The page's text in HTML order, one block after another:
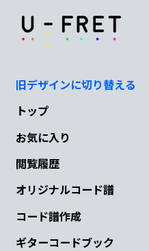
旧デザインに切り替える
トップ
お気に入り
閲覧履歴
オリジナルコード譜
コード譜作成
ギターコードブック